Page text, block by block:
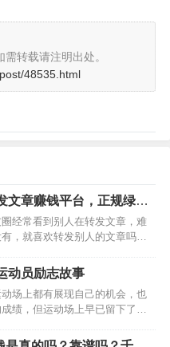
需转载请注明出处。
48535.html
文章赚钱平台，正规绿色
经常看到别人在转发文章，难
，就喜欢转发别人的文章吗？
很多可以转发文章赚钱的平
分文章都是这些转发文章赚钱
一…
动员励志故事
场上都有展现自己的机会，也
绩，但运动场上早已留下了你
于你们的。下面两个关于运动